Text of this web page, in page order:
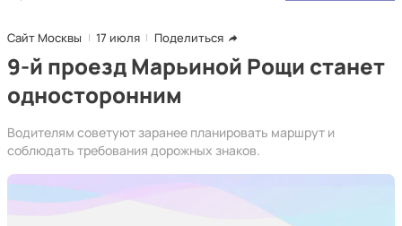
Сайт Москвы 17 июля Поделиться
9-й проезд Марьиной Рощи станет
односторонним
Водителям советуют заранее планировать маршрут и
соблюдать требования дорожных знаков.